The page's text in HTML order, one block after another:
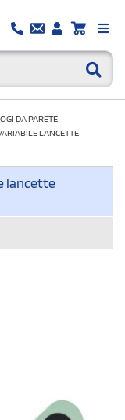
DA PARETE
LANCETTE
lancette